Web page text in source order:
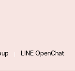
LINE OpenChat